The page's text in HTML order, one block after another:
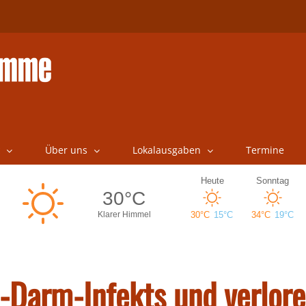
Über uns Lokalausgaben Termine
Infekts und